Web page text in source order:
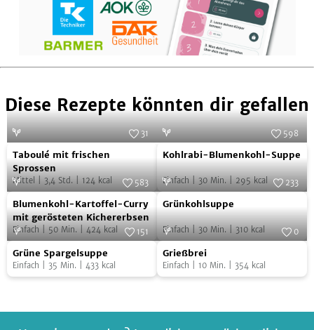
Diese Rezepte könnten dir gefallen
Taboulé
mit
frischen
Sprossen
31
Taboulé mit frischen
Sprossen
Mittel 3,4 Std. 124 kcal
Kohlrabi-
Blumenkohl-
Suppe
Foto: SevenCooks
598
Kohlrabi-Blumenkohl-Suppe
Einfach 30 Min. 295 kcal
Blumenkohl-
Kartoffel-
Curry
mit
gerösteten
Foto: NOA GmbH & Co. KG
583
Blumenkohl-Kartoffel-Curry
mit gerösteten Kichererbsen
Einfach 50 Min. 424 kcal
Grünkohlsuppe
233
Grünkohlsuppe
Einfach 30 Min. 310 kcal
Grüne
Spargelsuppe
151
Grüne Spargelsuppe
Einfach 35 Min. 433 kcal
Grießbrei
0
Grießbrei
Einfach 10 Min. 354 kcal